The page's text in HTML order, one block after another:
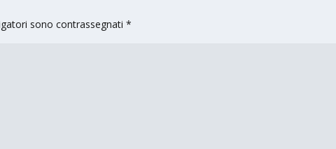
sono contrassegnati*